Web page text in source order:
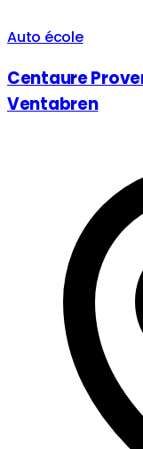
Auto école
Centaure
Ventabren